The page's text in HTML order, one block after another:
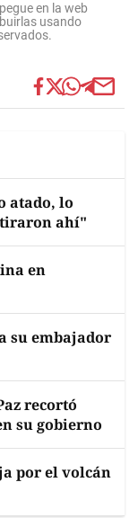
en la web
usando
atado, lo
ahí"
en
su embajador
recortó
su gobierno
por el volcán